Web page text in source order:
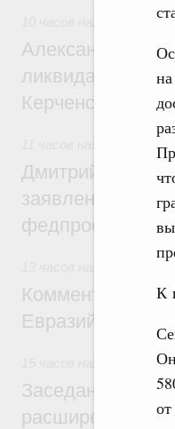
К
Александр
ликвидации
Керченском
Дмитрий
заявлений от
федпроекта
Комментарий
Евразийского
Заседание
расширенном